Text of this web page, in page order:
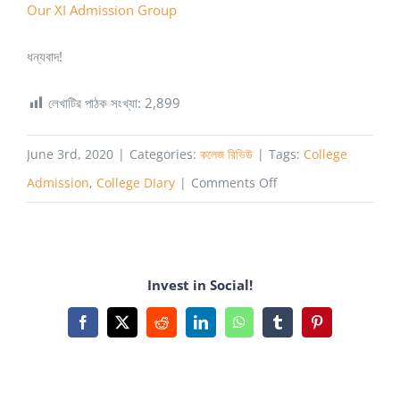
Our XI Admission Group
ধন্যবাদ!
লেখাটির পাঠক সংখ্যা: 2,899
June 3rd, 2020 | Categories: কলেজ রিভিউ | Tags: College
Admission, College DIary | Comments Offon
Invest in Social!
Facebook
X RedditLinkedInWhatsAppTumblrPinterest